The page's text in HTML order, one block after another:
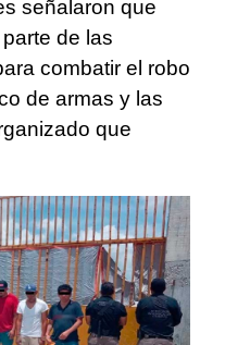
señalaron que
de las
combatir el robo
de armas y las
que